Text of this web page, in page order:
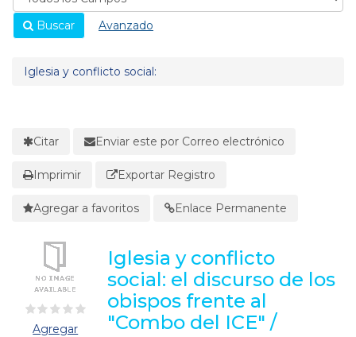
Buscar Avanzado
Iglesia y conflicto social:
Citar Enviar este por Correo electrónico
Imprimir Exportar Registro
Agregar a favoritos Enlace Permanente
Agregar
Iglesia y conflicto
social: el discurso de los
obispos frente al
"Combo del ICE" /